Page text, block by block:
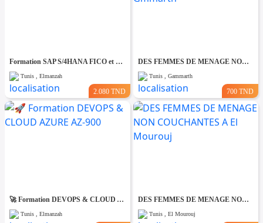
Formation SAP S/4HANA FICO et MM-SD
Tunis , Elmanzah
2.080 TND
DES FEMMES DE MENAGE NON COUCHANTES A Gmmarth
Tunis , Gammarth
700 TND
🚀 Formation DEVOPS & CLOUD AZURE AZ-900
Tunis , Elmanzah
DES FEMMES DE MENAGE NON COUCHANTES A El Mourouj
Tunis , El Mourouj